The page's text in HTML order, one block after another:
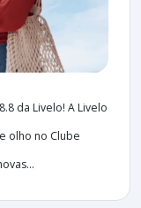
da Livelo! A Livelo
olho no Clube